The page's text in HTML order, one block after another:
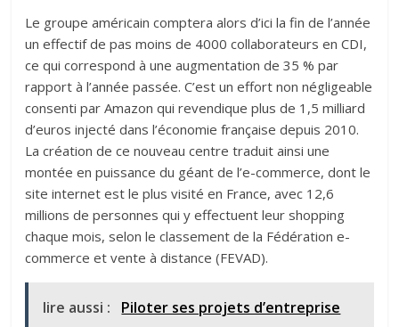
Le groupe américain comptera alors d’ici la fin de l’année
un effectif de pas moins de 4000 collaborateurs en CDI,
ce qui correspond à une augmentation de 35 % par
rapport à l’année passée. C’est un effort non négligeable
consenti par Amazon qui revendique plus de 1,5 milliard
d’euros injecté dans l’économie française depuis 2010.
La création de ce nouveau centre traduit ainsi une
montée en puissance du géant de l’e-commerce, dont le
site internet est le plus visité en France, avec 12,6
millions de personnes qui y effectuent leur shopping
chaque mois, selon le classement de la Fédération e-
commerce et vente à distance (FEVAD).
lire aussi : Piloter ses projets d’entreprise